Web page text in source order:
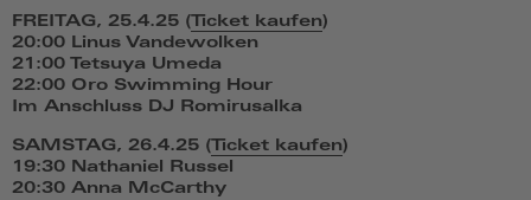
FREITAG, 25.4.25 ( Ticket kaufen)
20:00 Linus Vandewolken
21:00 Tetsuya Umeda
22:00 Oro Swimming Hour
Im Anschluss DJ Romirusalka
SAMSTAG, 26.4.25 ( Ticket kaufen)
19:30 Nathaniel Russel
20:30 Anna McCarthy